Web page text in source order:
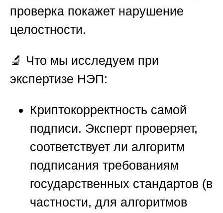
проверка покажет нарушение
целостности.
🔬 Что мы исследуем при
экспертизе НЭП:
Криптокорректность самой
подписи. Эксперт проверяет,
соответствует ли алгоритм
подписания требованиям
государственных стандартов (в
частности, для алгоритмов